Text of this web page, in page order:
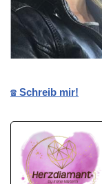
☎️ Schreib mir!